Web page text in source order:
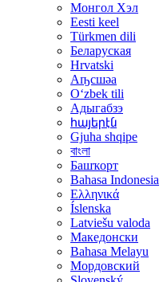
Монгол Хэл
Eesti keel
Türkmen dili
Беларуская
Hrvatski
Аҧсшәа
Oʻzbek tili
Адыгабзэ
հայերէն
Gjuha shqipe
বাংলা
Башҡорт
Bahasa Indonesia
Ελληνικά
Íslenska
Latviešu valoda
Македонски
Bahasa Melayu
Мордовский